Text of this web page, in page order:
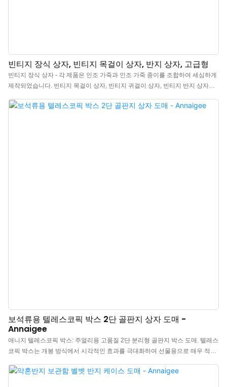
빈티지 장식 상자, 빈티지 목걸이 상자, 반지 상자, 고급형
빈티지 장식 상자 - 각 제품은 인조 가죽과 인조 가죽 종이를 조합하여 세심하게
제작되었습니다. 빈티지 목걸이 상자, 빈티지 귀걸이 상자, 빈티지 반지 상자는
부착되어 안정적이고 고급스러운 느낌을 주며 다양한 액세서리를 전시하기에
보석류용 텔레스코픽 박스 2단 골판지 상자 도매 -
Annaigee
애니지 텔레스코픽 박스: 주얼리용 고품질 2단 분리형 골판지 박스 도매. 텔레스
코픽 박스는 개봉 방식에서 시각적인 효과를 극대화하여 선물용으로 매우 적합
큰 장점입니다.